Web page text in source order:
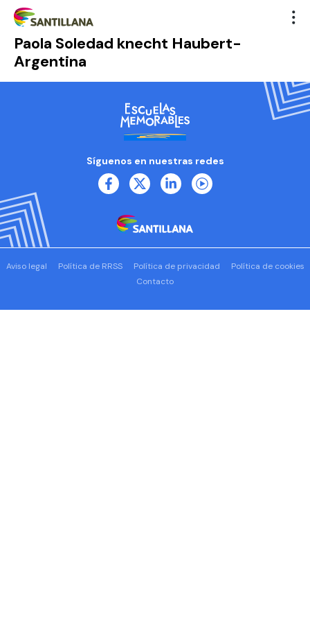
Paola Soledad knecht Haubert-
Argentina
Síguenos en nuestras redes
Aviso legal Política de RRSS Política de privacidad
Política de cookies
Contacto